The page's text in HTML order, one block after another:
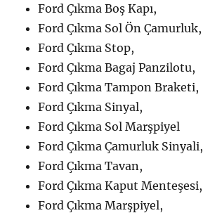
Ford Çıkma Boş Kapı,
Ford Çıkma Sol Ön Çamurluk,
Ford Çıkma Stop,
Ford Çıkma Bagaj Panzilotu,
Ford Çıkma Tampon Braketi,
Ford Çıkma Sinyal,
Ford Çıkma Sol Marşpiyel
Ford Çıkma Çamurluk Sinyali,
Ford Çıkma Tavan,
Ford Çıkma Kaput Menteşesi,
Ford Çıkma Marşpiyel,